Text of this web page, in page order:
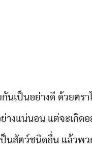
เป็นอย่างดี ด้วยตรา
างแน่นอน แต่จะเกิดอ
ป็นสัตว์ชนิดอื่น แล้วพว